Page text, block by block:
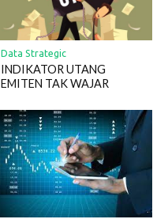
Data Strategic
INDIKATOR UTANG
EMITEN TAK WAJAR